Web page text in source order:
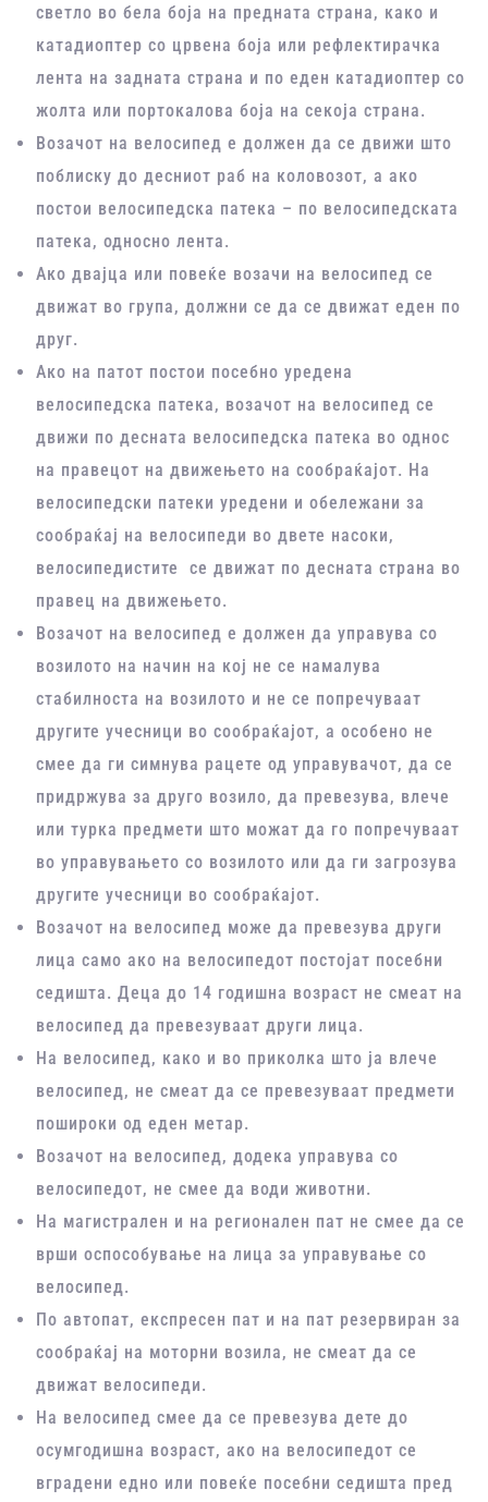
светло во бела боја на предната страна, како и
катадиоптeр со црвена боја или рефлектирачка
лента на задната страна и по еден катадиоптер со
жолта или портокалова боја на секоја страна.
Возачот на велосипед е должен да се движи што
поблиску до десниот раб на коловозот, а ако
постои велосипедска патека – по велосипедската
патека, односно лента.
Ако двајца или повеќе возачи на велосипед се
движат во група, должни се да се движат еден по
друг.
Ако на патот постои посебно уредена
велосипедска патека, возачот на велосипед се
движи по десната велосипедска патека во однос
на правецот на движењето на сообраќајот. На
велосипедски патеки уредени и обележани за
сообраќај на велосипеди во двете насоки,
велосипедистите се движат по десната страна во
правец на движењето.
Возачот на велосипед е должен да управува со
возилото на начин на кој не се намалува
стабилноста на возилото и не се попречуваат
другите учесници во сообраќајот, а особено не
смее да ги симнува рацете од управувачот, да се
придржува за друго возило, да превезува, влече
или турка предмети што можат да го попречуваат
во управувањето со возилото или да ги загрозува
другите учесници во сообраќајот.
Возачот на велосипед може да превезува други
лица само ако на велосипедот постојат посебни
седишта. Деца до 14 годишна возраст не смеат на
велосипед да превезуваат други лица.
На велосипед, како и во приколка што ја влече
велосипед, не смеат да се превезуваат предмети
пошироки од еден метар.
Возачот на велосипед, додека управува со
велосипедот, не смее да води животни.
На магистрален и на регионален пат не смее да се
врши оспособување на лица за управување со
велосипед.
По автопат, експресен пат и на пат резервиран за
сообраќај на моторни возила, не смеат да се
движат велосипеди.
На велосипед смее да се превезува дете до
осумгодишна возраст, ако на велосипедот се
вградени едно или повеќе посебни седишта пред